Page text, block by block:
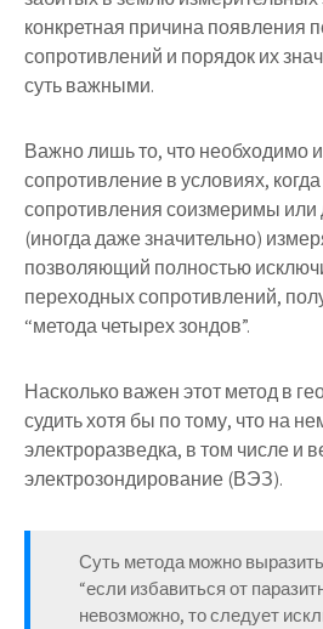
конкретная причина появления
сопротивлений и порядок их
суть важными.
Важно лишь то, что необходимо
сопротивление в условиях,
сопротивления соизмеримы
(иногда даже значительно)
позволяющий полностью
переходных сопротивлений,
“метода четырех зондов”.
Насколько важен этот метод в
судить хотя бы по тому, что на
электроразведка, в том числе и
электрозондирование (ВЭЗ).
Суть метода можно
“если избавиться от
невозможно, то следует